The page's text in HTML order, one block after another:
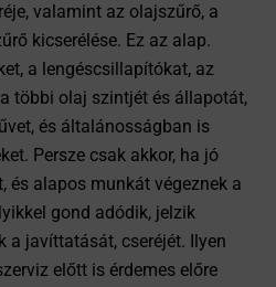
valamint az olajszűrő, a
kicserélése. Ez az alap.
a lengéscsillapítókat, az
többi olaj szintjét és állapotát,
és általánosságban is
Persze csak akkor, ha jó
és alapos munkát végeznek a
gond adódik, jelzik
a javíttatását, cseréjét. Ilyen
előtt is érdemes előre